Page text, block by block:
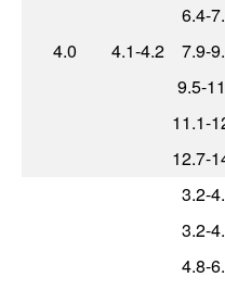
4.0 4.1-4.2
6.4-
7.9-
9.5-
11.1-
12.7-
3.2-
3.2-
4.8-